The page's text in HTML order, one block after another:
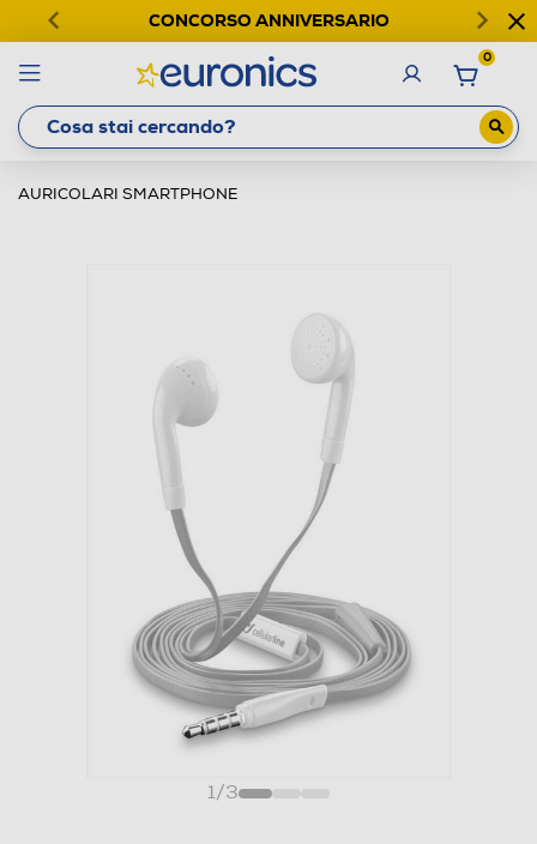
CONCORSO ANNIVERSARIO
0
AURICOLARI SMARTPHONE
1/3